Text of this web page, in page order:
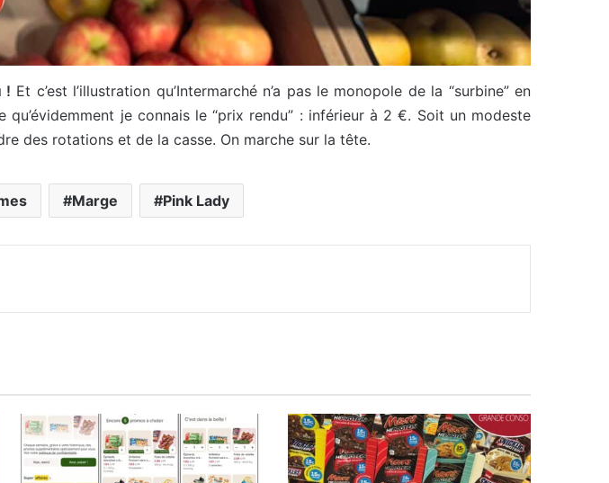
! Et c’est l’illustration qu’Intermarché n’a pas le monopole de la “surbine” en
qu’évidemment je connais le “prix rendu” : inférieur à 2 €. Soit un modeste
des rotations et de la casse. On marche sur la tête.
Marge Pink Lady